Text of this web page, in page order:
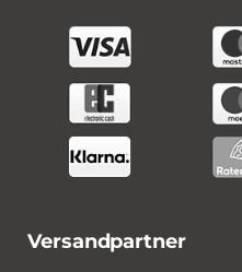
Versandpartner